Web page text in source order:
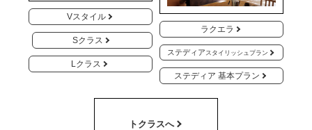
Vスタイル
Sクラス
Lクラス
ラクエラ
ステディア スタイリッシュプラン
ステディア 基本プラン
トクラスへ